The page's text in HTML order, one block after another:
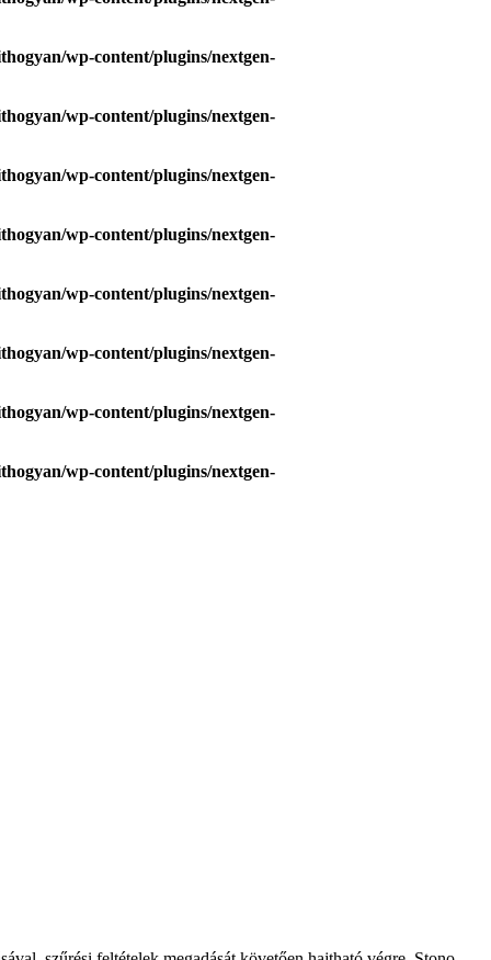
wp-content/plugins/nextgen-
wp-content/plugins/nextgen-
wp-content/plugins/nextgen-
wp-content/plugins/nextgen-
wp-content/plugins/nextgen-
wp-content/plugins/nextgen-
wp-content/plugins/nextgen-
wp-content/plugins/nextgen-